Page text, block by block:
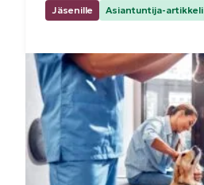
Jäsenille
Kategoriat:Asiantuntija-artikkeli